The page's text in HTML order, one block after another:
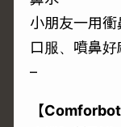
小朋友一用衝
口服、噴鼻
–
【